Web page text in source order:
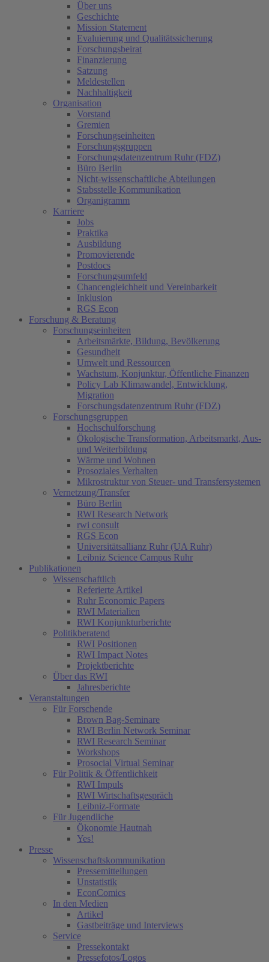
Über uns
Geschichte
Mission Statement
Evaluierung und Qualitätssicherung
Forschungsbeirat
Finanzierung
Satzung
Meldestellen
Nachhaltigkeit
Organisation
Vorstand
Gremien
Forschungseinheiten
Forschungsgruppen
Forschungsdatenzentrum Ruhr (FDZ)
Büro Berlin
Nicht-wissenschaftliche Abteilungen
Stabsstelle Kommunikation
Organigramm
Karriere
Jobs
Praktika
Ausbildung
Promovierende
Postdocs
Forschungsumfeld
Chancengleichheit und Vereinbarkeit
Inklusion
RGS Econ
Forschung & Beratung
Forschungseinheiten
Arbeitsmärkte, Bildung, Bevölkerung
Gesundheit
Umwelt und Ressourcen
Wachstum, Konjunktur, Öffentliche Finanzen
Policy Lab Klimawandel, Entwicklung,
Migration
Forschungsdatenzentrum Ruhr (FDZ)
Forschungsgruppen
Hochschulforschung
Ökologische Transformation, Arbeitsmarkt, Aus-
und Weiterbildung
Wärme und Wohnen
Prosoziales Verhalten
Mikrostruktur von Steuer- und Transfersystemen
Vernetzung/Transfer
Büro Berlin
RWI Research Network
rwi consult
RGS Econ
Universitätsallianz Ruhr (UA Ruhr)
Leibniz Science Campus Ruhr
Publikationen
Wissenschaftlich
Referierte Artikel
Ruhr Economic Papers
RWI Materialien
RWI Konjunkturberichte
Politikberatend
RWI Positionen
RWI Impact Notes
Projektberichte
Über das RWI
Jahresberichte
Veranstaltungen
Für Forschende
Brown Bag-Seminare
RWI Berlin Network Seminar
RWI Research Seminar
Workshops
Prosocial Virtual Seminar
Für Politik & Öffentlichkeit
RWI Impuls
RWI Wirtschaftsgespräch
Leibniz-Formate
Für Jugendliche
Ökonomie Hautnah
Yes!
Presse
Wissenschaftskommunikation
Pressemitteilungen
Unstatistik
EconComics
In den Medien
Artikel
Gastbeiträge und Interviews
Service
Pressekontakt
Pressefotos/Logos